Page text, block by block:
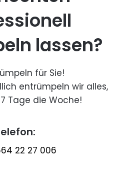
lassen?
für Sie!
entrümpeln wir alles,
Tage die Woche!
22 27 006